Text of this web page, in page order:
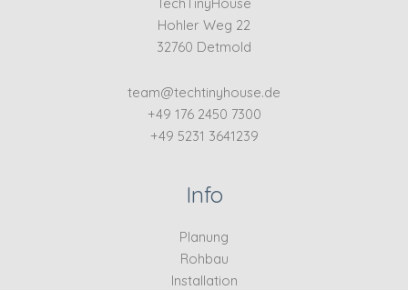
Hohler Weg 22
32760 Detmold
team@techtinyhouse.de
+49 176 2450 7300
+49 5231 3641239
Info
Planung
Rohbau
Installation